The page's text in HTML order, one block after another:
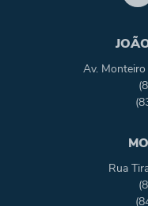
Av. Monteiro
Rua